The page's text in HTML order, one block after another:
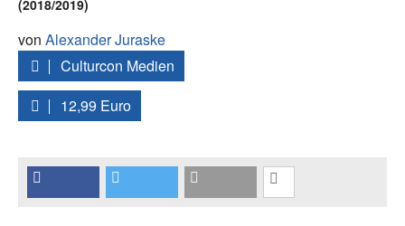
(2018/2019)
von Alexander Juraske
Culturcon Medien
12,99 Euro